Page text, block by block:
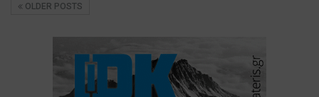
OLDER POSTS